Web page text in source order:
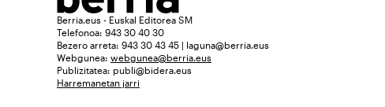
Berria.eus - Euskal Editorea SM
Telefonoa: 943 30 40 30
Bezero arreta: 943 30 43 45 | laguna@berria.eus
Webgunea: webgunea@berria.eus
Publizitatea: publi@bidera.eus
Harremanetan jarri